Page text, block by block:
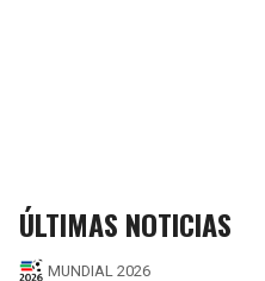
ÚLTIMAS NOTICIAS
MUNDIAL 2026